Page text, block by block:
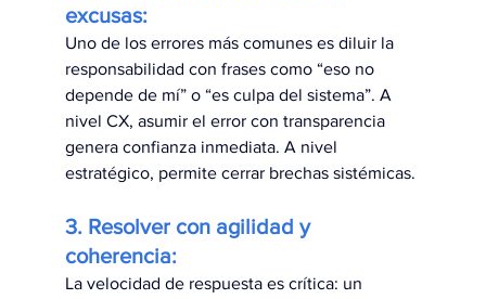
excusas:
Uno de los errores más comunes es diluir la
responsabilidad con frases como “eso no
depende de mí” o “es culpa del sistema”. A
nivel CX, asumir el error con transparencia
genera confianza inmediata. A nivel
estratégico, permite cerrar brechas sistémicas.
3. Resolver con agilidad y
coherencia:
La velocidad de respuesta es crítica: un